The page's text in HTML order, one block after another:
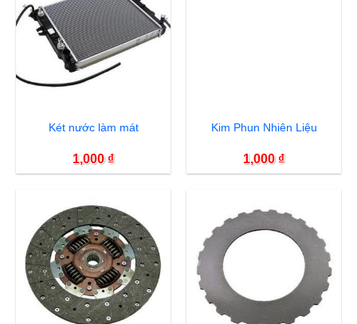
Két nước làm mát
1,000 ₫
Kim Phun Nhiên Liệu
1,000 ₫